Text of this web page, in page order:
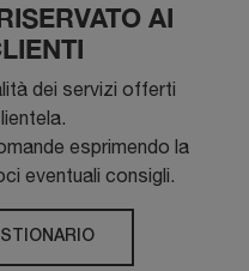
AI
dei servizi offerti
esprimendo la
eventuali consigli.